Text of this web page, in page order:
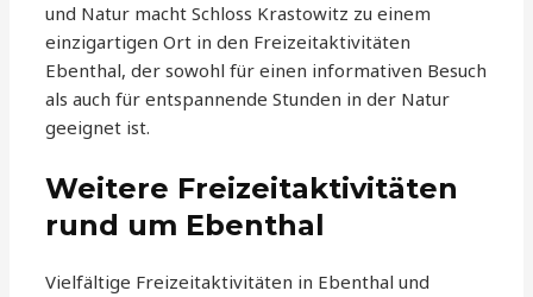
und Natur macht Schloss Krastowitz zu einem
einzigartigen Ort in den Freizeitaktivitäten
Ebenthal, der sowohl für einen informativen Besuch
als auch für entspannende Stunden in der Natur
geeignet ist.
Weitere Freizeitaktivitäten
rund um Ebenthal
Vielfältige Freizeitaktivitäten in Ebenthal und